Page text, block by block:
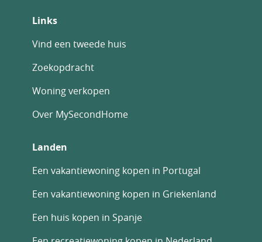
Links
Vind een tweede huis
Zoekopdracht
Woning verkopen
Over MySecondHome
Landen
Een vakantiewoning kopen in Portugal
Een vakantiewoning kopen in Griekenland
Een huis kopen in Spanje